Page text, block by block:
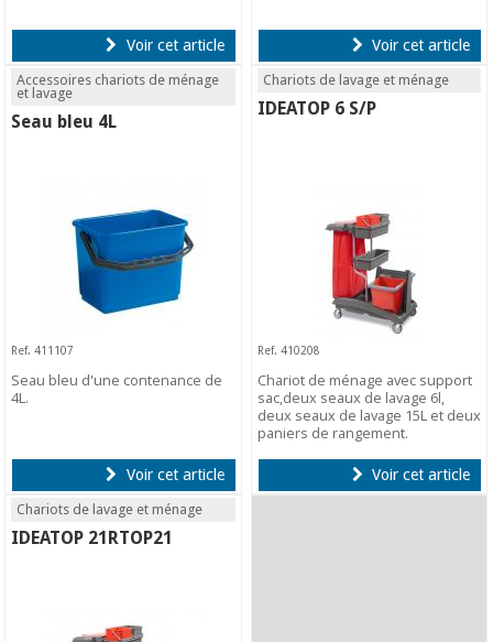
Voir cet article Voir cet article
Accessoires chariots de ménage
et lavage
Seau bleu 4L
Ref. 411107
Seau bleu d'une contenance de
4L.
Voir cet article
Chariots de lavage et ménage
IDEATOP 6 S/P
Ref. 410208
Chariot de ménage avec support
sac,deux seaux de lavage 6l,
deux seaux de lavage 15L et deux
paniers de rangement.
Voir cet article
Chariots de lavage et ménage
IDEATOP 21RTOP21